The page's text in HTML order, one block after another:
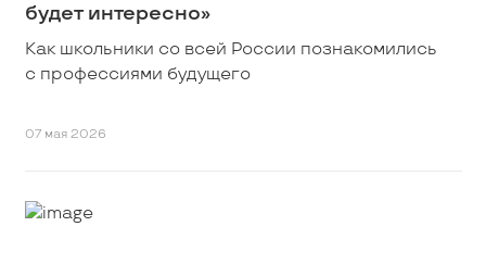
будет интересно»
Как школьники со всей России познакомились
с профессиями будущего
07 мая 2026